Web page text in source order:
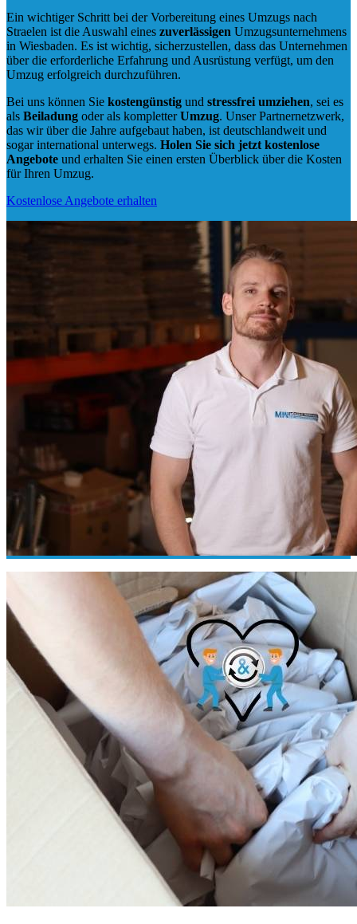
Ein wichtiger Schritt bei der Vorbereitung eines Umzugs nach
Straelen ist die Auswahl eines zuverlässigen Umzugsunternehmens
in Wiesbaden. Es ist wichtig, sicherzustellen, dass das Unternehmen
über die erforderliche Erfahrung und Ausrüstung verfügt, um den
Umzug erfolgreich durchzuführen.
Bei uns können Sie kostengünstig und stressfrei umziehen, sei es
als Beiladung oder als kompletterUmzug. Unser Partnernetzwerk,
das wir über die Jahre aufgebaut haben, ist deutschlandweit und
sogar international unterwegs. Holen Sie sich jetzt kostenlose
Angebote und erhalten Sie einen ersten Überblick über die Kosten
für Ihren Umzug.
Kostenlose Angebote erhalten